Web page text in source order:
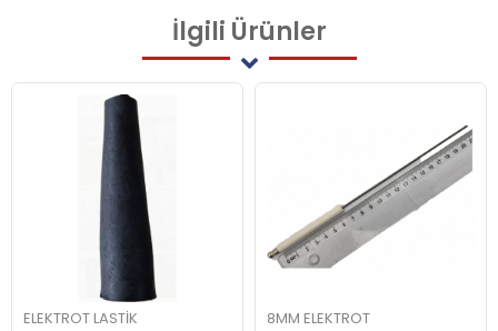
İlgili Ürünler
ELEKTROT LASTİK 8MM ELEKTROT